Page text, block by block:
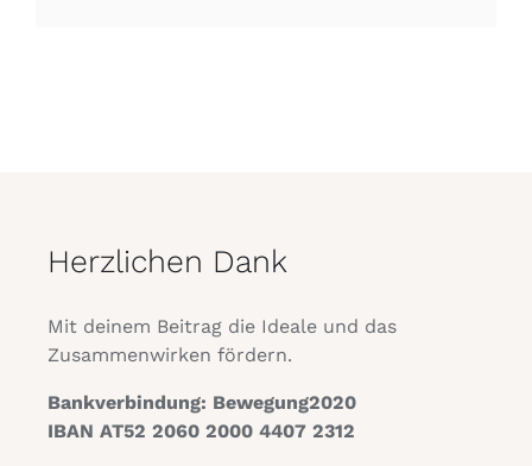
Herzlichen Dank
Mit deinem Beitrag die Ideale und das
Zusammenwirken fördern.
Bankverbindung: Bewegung2020
IBAN AT52 2060 2000 4407 2312